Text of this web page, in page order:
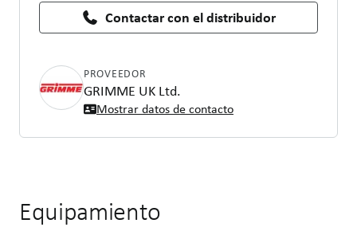
Contactar con el distribuidor
PROVEEDOR
GRIMME UK Ltd.
Mostrar datos de contacto
Equipamiento